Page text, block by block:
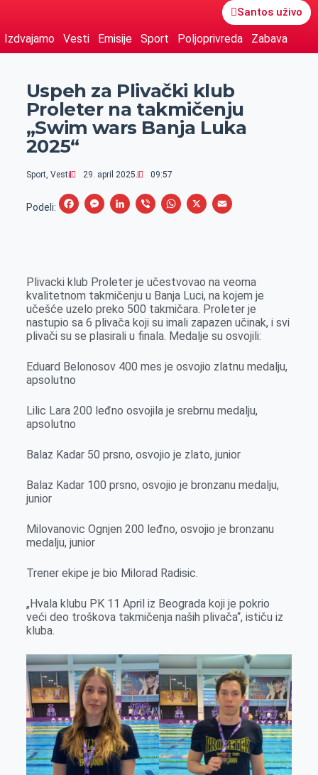
Santos uživo
Izdvajamo Vesti Emisije Sport Poljoprivreda Zabava
Uspeh za Plivački klub
Proleter na takmičenju
„Swim wars Banja Luka
2025“
Sport, Vesti 29. april 2025. 09:57
Podeli:
F
b
o
o
k
M
e
n
g
e
r
L
e
d
I
n
V
r
W
s
A
p
p
X
E
l
Plivacki klub Proleter je učestvovao na veoma
kvalitetnom takmičenju u Banja Luci, na kojem je
učešće uzelo preko 500 takmičara. Proleter je
nastupio sa 6 plivača koji su imali zapazen učinak, i svi
plivači su se plasirali u finala. Medalje su osvojili:
Eduard Belonosov 400 mes je osvojio zlatnu medalju,
apsolutno
Lilic Lara 200 leđno osvojila je srebrnu medalju,
apsolutno
Balaz Kadar 50 prsno, osvojio je zlato, junior
Balaz Kadar 100 prsno, osvojio je bronzanu medalju,
junior
Milovanovic Ognjen 200 leđno, osvojio je bronzanu
medalju, junior
Trener ekipe je bio Milorad Radisic.
„Hvala klubu PK 11 April iz Beograda koji je pokrio
veći deo troškova takmičenja naših plivača“, ističu iz
kluba.